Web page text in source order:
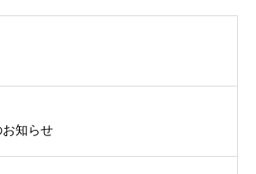
知らせ